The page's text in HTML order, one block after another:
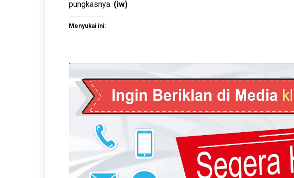
pungkasnya. (iw)
Menyukai ini: